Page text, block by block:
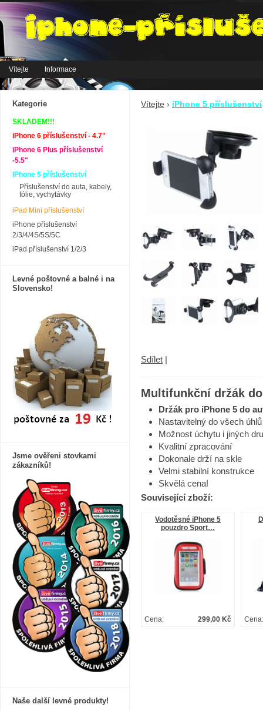
Vítejte Informace
Vítejte › iPhone 5 příslušenství
Sdílet |
Multifunkční držák
Držák pro iPhone 5 do
Nastavitelný do všech úhlů
Možnost úchytu i jiných
Kvalitní zpracování
Dokonale drží na skle
Velmi stabilní konstrukce
Skvělá cena!
Související zboží:
Vodotěsné iPhone 5
pouzdro Sport…
299,00 Kč
Cena:
Kategorie
SKLADEM!!!
iPhone 6 příslušenství - 4.7"
iPhone 6 Plus příslušenství
-5.5"
iPhone 5 příslušenství
Příslušenství do auta, kabely,
fólie, vychytávky
iPad Mini příslušenství
iPhone příslušenství
2/3/4/4S/5S/5C
iPad příslušenství 1/2/3
Levné poštovné a balné i na
Slovensko!
Jsme ověřeni stovkami
zákazníků!
Naše další levné produkty!